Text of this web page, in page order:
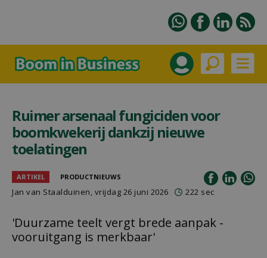
Ruimer arsenaal fungiciden voor
boomkwekerij dankzij nieuwe
toelatingen
ARTIKEL PRODUCTNIEUWS
Jan van Staalduinen, vrijdag 26 juni 2026 222 sec
'Duurzame teelt vergt brede aanpak -
vooruitgang is merkbaar'